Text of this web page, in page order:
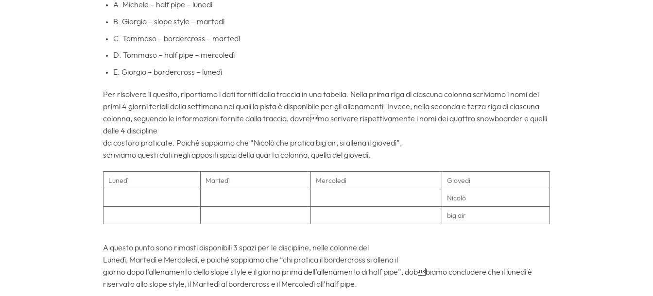
A. Michele – half pipe – lunedì
B. Giorgio – slope style – martedì
C. Tommaso – bordercross – martedì
D. Tommaso – half pipe – mercoledì
E. Giorgio – bordercross – lunedì
Per risolvere il quesito, riportiamo i dati forniti dalla traccia in una tabella. Nella prima riga di ciascuna colonna scriviamo i nomi dei
primi 4 giorni feriali della settimana nei quali la pista è disponibile per gli allenamenti. Invece, nella seconda e terza riga di ciascuna
colonna, seguendo le informazioni fornite dalla traccia, dovremo scrivere rispettivamente i nomi dei quattro snowboarder e quelli
delle 4 discipline
da costoro praticate. Poiché sappiamo che “Nicolò che pratica big air, si allena il giovedì”,
scriviamo questi dati negli appositi spazi della quarta colonna, quella del giovedì.
Lunedì Martedì Mercoledì Giovedì
Nicolò
big air
A questo punto sono rimasti disponibili 3 spazi per le discipline, nelle colonne del
Lunedì, Martedì e Mercoledì, e poiché sappiamo che “chi pratica il bordercross si allena il
giorno dopo l’allenamento dello slope style e il giorno prima dell’allenamento di half pipe”, dobbiamo concludere che il lunedì è
riservato allo slope style, il Martedì al bordercross e il Mercoledì all’half pipe.